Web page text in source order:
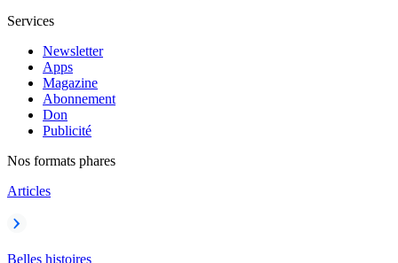
Services
Newsletter
Apps
Magazine
Abonnement
Don
Publicité
Nos formats phares
Articles
Belles histoires